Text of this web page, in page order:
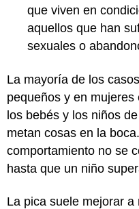
que viven en
aquellos que han
sexuales o
La mayoría de los
pequeños y en
los bebés y los niños
metan cosas en la
comportamiento no se
hasta que un niño
La pica suele mejorar